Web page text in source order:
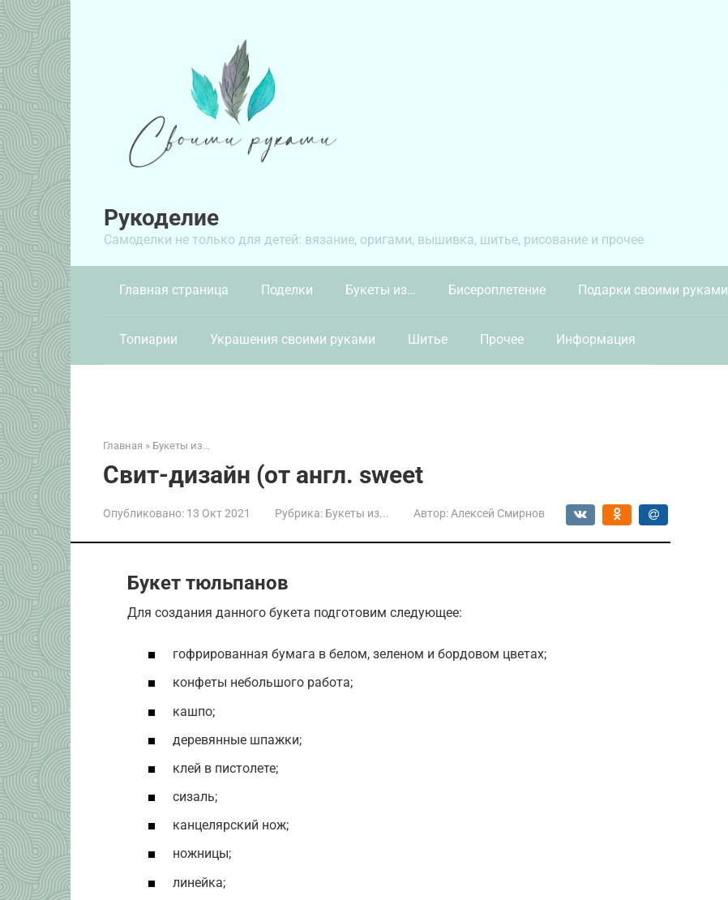
Перейти
к
контенту
Рукоделие
Самоделки не только для детей: вязание, оригами, вышивка, шитье, рисование и прочее
Главная страница Поделки Букеты из… Бисероплетение Подарки своими руками
Топиарии Украшения своими руками Шитье Прочее Информация
Главная » Букеты из...
Свит-дизайн (от англ. sweet
Опубликовано: 13 Окт 2021 Рубрика: Букеты из... Автор: Алексей Смирнов
Букет тюльпанов
Для создания данного букета подготовим следующее:
гофрированная бумага в белом, зеленом и бордовом цветах;
конфеты небольшого работа;
кашпо;
деревянные шпажки;
клей в пистолете;
сизаль;
канцелярский нож;
ножницы;
линейка;